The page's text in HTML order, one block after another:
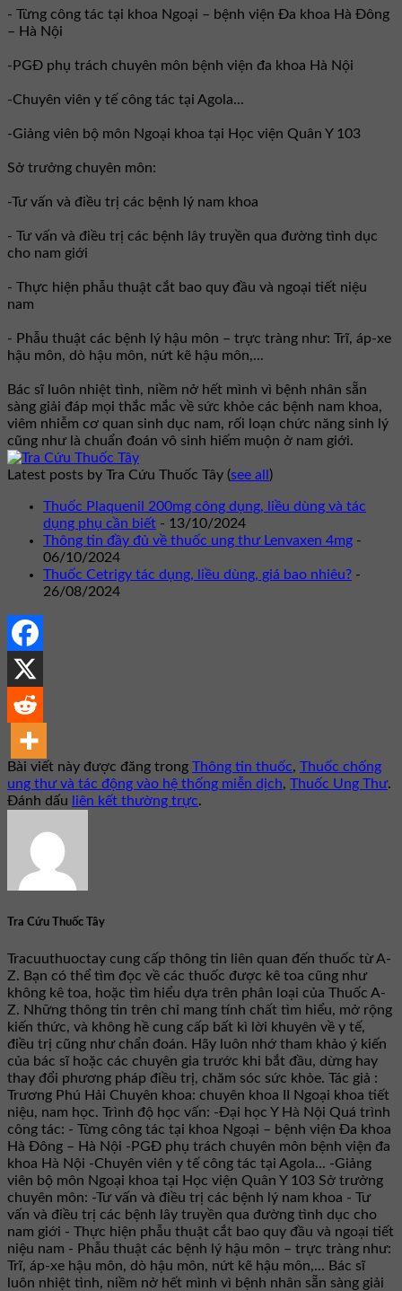
- Từng công tác tại khoa Ngoại – bệnh viện Đa khoa Hà Đông
– Hà Nội
-PGĐ phụ trách chuyên môn bệnh viện đa khoa Hà Nội
-Chuyên viên y tế công tác tại Agola...
-Giảng viên bộ môn Ngoại khoa tại Học viện Quân Y 103
Sở trưởng chuyên môn:
-Tư vấn và điều trị các bệnh lý nam khoa
- Tư vấn và điều trị các bệnh lây truyền qua đường tình dục
cho nam giới
- Thực hiện phẫu thuật cắt bao quy đầu và ngoại tiết niệu
nam
- Phẫu thuật các bệnh lý hậu môn – trực tràng như: Trĩ, áp-xe
hậu môn, dò hậu môn, nứt kẽ hậu môn,...
Bác sĩ luôn nhiệt tình, niềm nở hết mình vì bệnh nhân sẵn
sàng giải đáp mọi thắc mắc về sức khỏe các bệnh nam khoa,
viêm nhiễm cơ quan sinh dục nam, rối loạn chức năng sinh lý
cũng như là chuẩn đoán vô sinh hiếm muộn ở nam giới.
Latest posts by Tra Cứu Thuốc Tây (see all )
Thuốc Plaquenil 200mg công dụng, liều dùng và tác
dụng phụ cần biết - 13/10/2024
Thông tin đầy đủ về thuốc ung thư Lenvaxen 4mg -
06/10/2024
Thuốc Cetrigy tác dụng, liều dùng, giá bao nhiêu? -
26/08/2024
Bài viết này được đăng trong Thông tin thuốc, Thuốc chống
ung thư và tác động vào hệ thống miễn dịch, Thuốc Ung Thư.
Đánh dấu
liên kết thường trực.
Tra Cứu Thuốc Tây
Tracuuthuoctay cung cấp thông tin liên quan đến thuốc từ A-
Z. Bạn có thể tìm đọc về các thuốc được kê toa cũng như
không kê toa, hoặc tìm hiểu dựa trên phân loại của Thuốc A-
Z. Những thông tin trên chỉ mang tính chất tìm hiểu, mở rộng
kiến thức, và không hề cung cấp bất kì lời khuyên về y tế,
điều trị cũng như chẩn đoán. Hãy luôn nhớ tham khảo ý kiến
của bác sĩ hoặc các chuyên gia trước khi bắt đầu, dừng hay
thay đổi phương pháp điều trị, chăm sóc sức khỏe. Tác giả :
Trương Phú Hải Chuyên khoa: chuyên khoa II Ngoại khoa tiết
niệu, nam học. Trình độ học vấn: -Đại học Y Hà Nội Quá trình
công tác: - Từng công tác tại khoa Ngoại – bệnh viện Đa khoa
Hà Đông – Hà Nội -PGĐ phụ trách chuyên môn bệnh viện đa
khoa Hà Nội -Chuyên viên y tế công tác tại Agola... -Giảng
viên bộ môn Ngoại khoa tại Học viện Quân Y 103 Sở trưởng
chuyên môn: -Tư vấn và điều trị các bệnh lý nam khoa - Tư
vấn và điều trị các bệnh lây truyền qua đường tình dục cho
nam giới - Thực hiện phẫu thuật cắt bao quy đầu và ngoại tiết
niệu nam - Phẫu thuật các bệnh lý hậu môn – trực tràng như:
Trĩ, áp-xe hậu môn, dò hậu môn, nứt kẽ hậu môn,... Bác sĩ
luôn nhiệt tình, niềm nở hết mình vì bệnh nhân sẵn sàng giải